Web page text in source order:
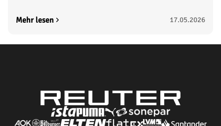
Mehr lesen 17.05.2026